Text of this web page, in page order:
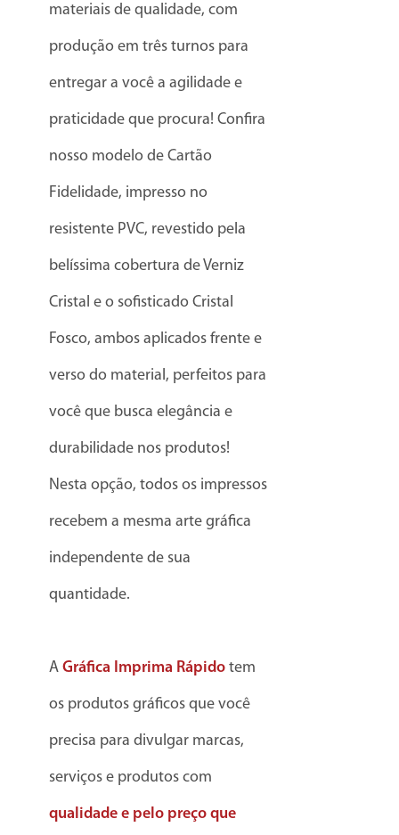
materiais de qualidade, com
produção em três turnos para
entregar a você a agilidade e
praticidade que procura! Confira
nosso modelo de Cartão
Fidelidade, impresso no
resistente PVC, revestido pela
belíssima cobertura de Verniz
Cristal e o sofisticado Cristal
Fosco, ambos aplicados frente e
verso do material, perfeitos para
você que busca elegância e
durabilidade nos produtos!
Nesta opção, todos os impressos
recebem a mesma arte gráfica
independente de sua
quantidade.
A Gráfica Imprima Rápido tem
os produtos gráficos que você
precisa para divulgar marcas,
serviços e produtos com
qualidade e pelo preço que